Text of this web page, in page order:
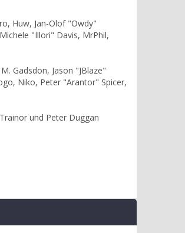
Huw, Jan-Olof "Owdy"
"Illori" Davis, MrPhil,
Gadsdon, Jason "JBlaze"
Niko, Peter "Arantor" Spicer,
und Peter Duggan